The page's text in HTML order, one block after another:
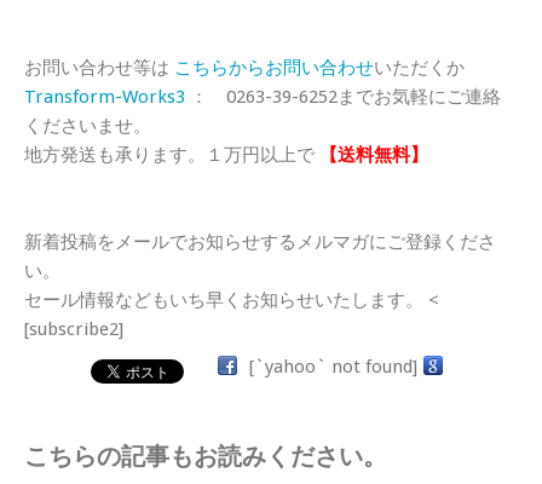
お問い合わせ等は こちらからお問い合わせいただくか
Transform-Works3 ： 0263-39-6252までお気軽にご連絡
くださいませ。
地方発送も承ります。１万円以上で
【送料無料】
新着投稿をメールでお知らせするメルマガにご登録くださ
い。
セール情報などもいち早くお知らせいたします。 <
[subscribe2]
[`yahoo` not found]
こちらの記事もお読みください。